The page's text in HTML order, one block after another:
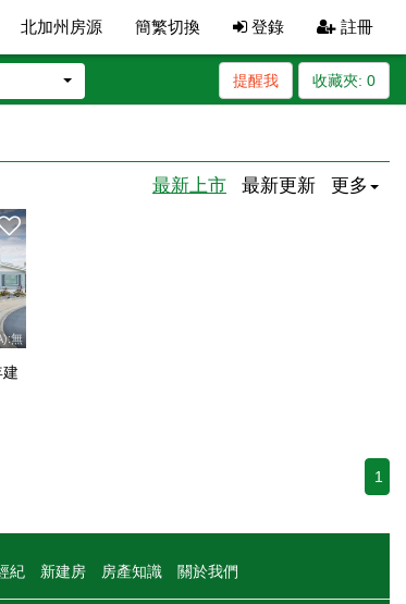
北加州房源 簡繁切換 登錄 註冊
收藏夾: 0
提醒我
最新上市 最新更新 更多
無
1
紀 新建房 房產知識 關於我們